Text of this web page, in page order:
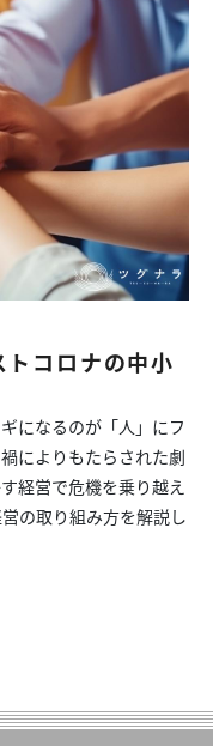
コロナの中小
になるのが「人」にフ
によりもたらされた劇
経営で危機を乗り越え
の取り組み方を解説し